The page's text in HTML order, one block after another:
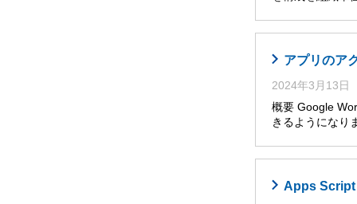
アプリのア
2024年3月13日
概要 Google
きるようになり
Apps Script